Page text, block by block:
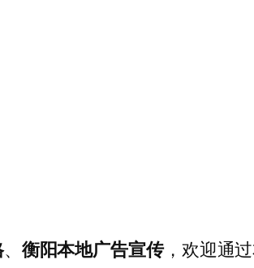
、 衡阳本地广告宣传，欢迎通